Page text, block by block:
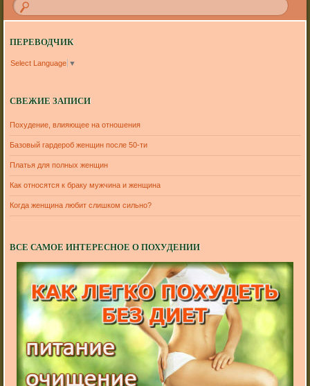
ПЕРЕВОДЧИК
Select Language ▼
СВЕЖИЕ ЗАПИСИ
Похудение, влияющее на отношения
Базовый гардероб женщин после 50-ти
Платья для полных женщин
Как относятся к браку мужчина и женщина
Когда женщина любит слишком сильно?
ВСЕ САМОЕ ИНТЕРЕСНОЕ О ПОХУДЕНИИ